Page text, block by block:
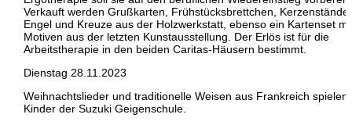
Verkauft werden Grußkarten, Frühstücksbrettchen,
Engel und Kreuze aus der Holzwerkstatt, ebenso ein Kartenset
Motiven aus der letzten Kunstausstellung. Der Erlös ist für die
Arbeitstherapie in den beiden Caritas-Häusern bestimmt.
Dienstag 28.11.2023
Weihnachtslieder und traditionelle Weisen aus Frankreich spielen
Kinder der Suzuki Geigenschule.